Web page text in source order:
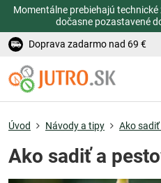
Momentálne prebiehajú
dočasne pozastavené
Doprava zadarmo nad 69 €
Úvod Návody a tipy Ako
Ako sadiť a